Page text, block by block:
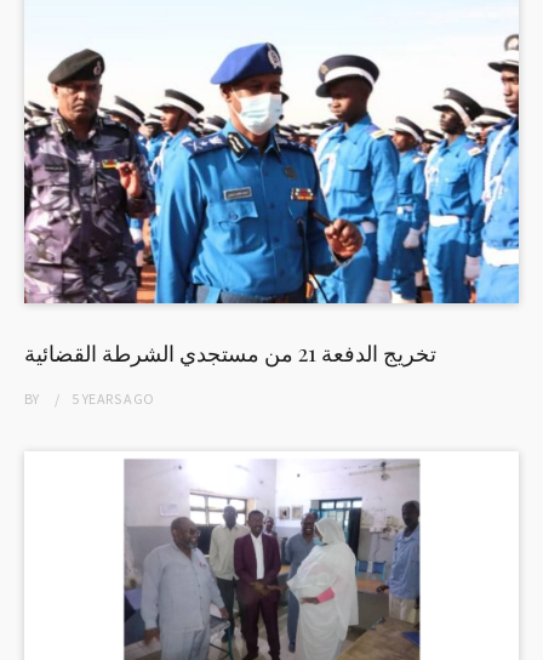
تخريج الدفعة 21 من مستجدي الشرطة القضائية
BY 5 YEARSAGO